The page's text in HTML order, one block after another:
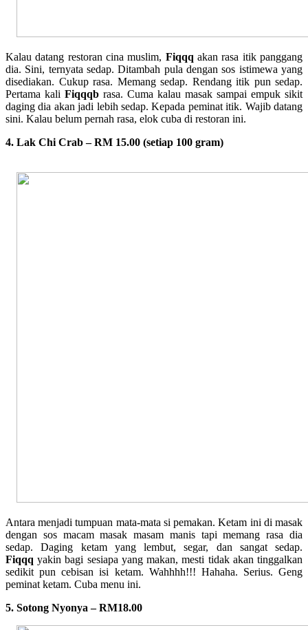
Kalau datang restoran cina muslim, Fiqqq akan rasa itik panggang
dia. Sini, ternyata sedap. Ditambah pula dengan sos istimewa yang
disediakan. Cukup rasa. Memang sedap. Rendang itik pun sedap.
Pertama kali Fiqqqb rasa. Cuma kalau masak sampai empuk sikit
daging dia akan jadi lebih sedap. Kepada peminat itik. Wajib datang
sini. Kalau belum pernah rasa, elok cuba di restoran ini.
4. Lak Chi Crab – RM 15.00 (setiap 100 gram)
Antara menjadi tumpuan mata-mata si pemakan. Ketam ini di masak
dengan sos macam masak masam manis tapi memang rasa dia
sedap. Daging ketam yang lembut, segar, dan sangat sedap.
Fiqqq yakin bagi sesiapa yang makan, mesti tidak akan tinggalkan
sedikit pun cebisan isi ketam. Wahhhh!!! Hahaha. Serius. Geng
peminat ketam. Cuba menu ini.
5. Sotong Nyonya – RM18.00